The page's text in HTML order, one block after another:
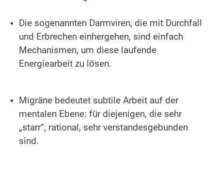
Die sogenannten Darmviren, die mit Durchfall
und Erbrechen einhergehen, sind einfach
Mechanismen, um diese laufende
Energiearbeit zu lösen.
Migräne bedeutet subtile Arbeit auf der
mentalen Ebene: für diejenigen, die sehr
„starr“, rational, sehr verstandesgebunden
sind.